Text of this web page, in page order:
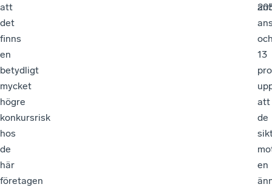
att
det
finns
en
betydligt
mycket
högre
konkursrisk
hos
de
här
företagen
13
att
de
en